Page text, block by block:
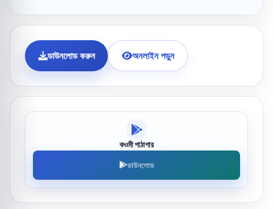
ডাউনলোড করুন অনলাইন পড়ুন
কওমী পাঠাগার
ডাউনলোড